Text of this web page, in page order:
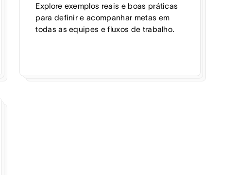
Explore exemplos reais e boas práticas
para definir e acompanhar metas em
todas as equipes e fluxos de trabalho.